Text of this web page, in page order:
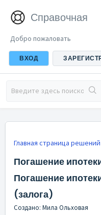
Справочная
Добро пожаловать
ВХОД
Главная страница решений
Погашение
Погашение
(залога)
Создано: Мила Ольховая